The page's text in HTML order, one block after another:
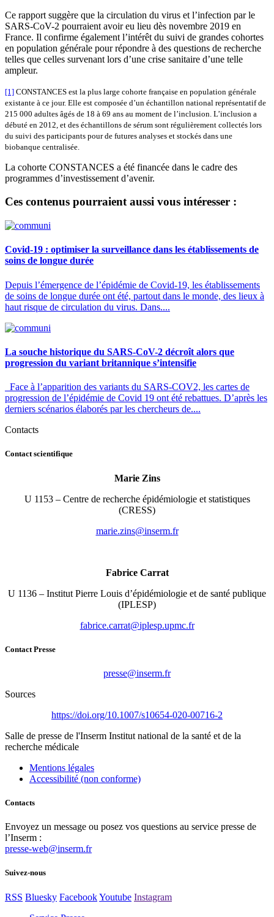
Ce rapport suggère que la circulation du virus et l’infection par le
SARS-CoV-2 pourraient avoir eu lieu dès novembre 2019 en
France. Il confirme également l’intérêt du suivi de grandes cohortes
en population générale pour répondre à des questions de recherche
telles que celles survenant lors d’une crise sanitaire d’une telle
ampleur.
[1] CONSTANCES est la plus large cohorte française en population générale
existante à ce jour. Elle est composée d’un échantillon national représentatif de
215 000 adultes âgés de 18 à 69 ans au moment de l’inclusion. L’inclusion a
débuté en 2012, et des échantillons de sérum sont régulièrement collectés lors
du suivi des participants pour de futures analyses et stockés dans une
biobanque centralisée.
La cohorte CONSTANCES a été financée dans le cadre des
programmes d’investissement d’avenir.
Ces contenus pourraient aussi vous intéresser :
Covid-19 : optimiser la surveillance dans les établissements de
soins de longue durée
Depuis l’émergence de l’épidémie de Covid-19, les établissements
de soins de longue durée ont été, partout dans le monde, des lieux à
haut risque de circulation du virus. Dans....
La souche historique du SARS-CoV-2 décroît alors que
progression du variant britannique s’intensifie
Face à l’apparition des variants du SARS-COV2, les cartes de
progression de l’épidémie de Covid 19 ont été rebattues. D’après les
derniers scénarios élaborés par les chercheurs de....
Contacts
Contact scientifique
Marie Zins
U 1153 – Centre de recherche épidémiologie et statistiques
(CRESS)
rf.mresni@sniz.eiram
Fabrice Carrat
U 1136 – Institut Pierre Louis d’épidémiologie et de santé publique
(IPLESP)
rf.cmpu.pselpi@tarrac.ecirbaf
Contact Presse
rf.mresni@esserp
Sources
https://doi.org/10.1007/s10654-020-00716-2
Salle de presse de l'Inserm Institut national de la santé et de la
recherche médicale
Mentions légales
Accessibilité (non conforme)
Contacts
Envoyez un message ou posez vos questions au service presse de
l’Inserm :
presse-web@inserm.fr
Suivez-nous
RSS Bluesky FacebookYoutube Instagram